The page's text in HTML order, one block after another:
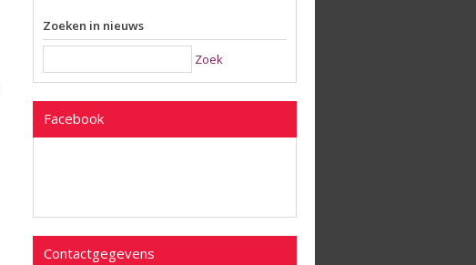
Zoeken in nieuws
Zoek
Facebook
Contactgegevens